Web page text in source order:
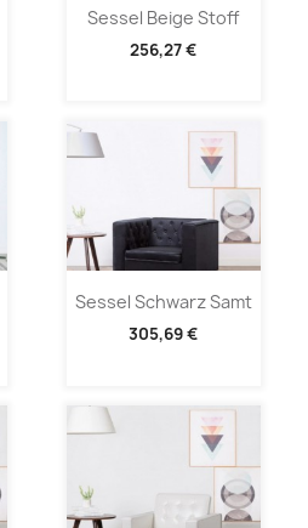
Sessel Beige Stoff
256,27 €
Sessel Schwarz Samt
305,69 €